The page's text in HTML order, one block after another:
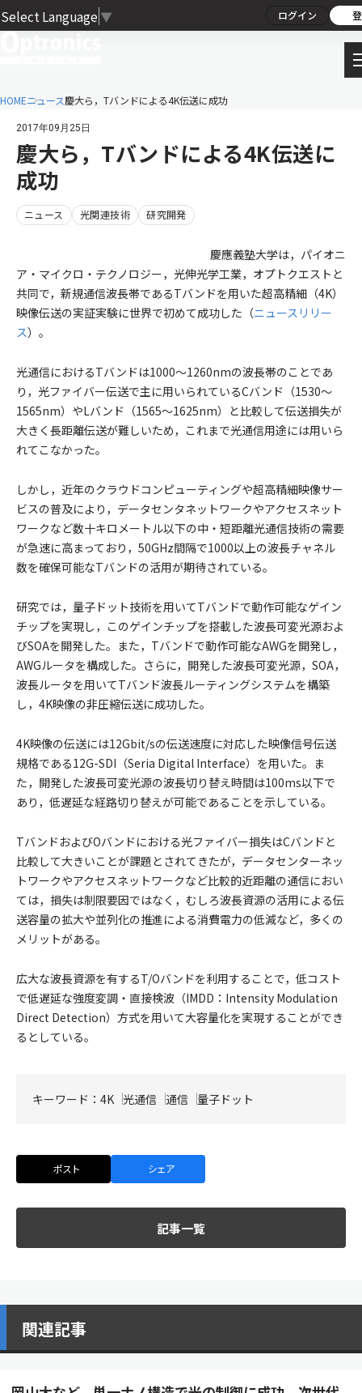
Select Language ▼ ログイン
HOMEニュース慶大ら，Tバンドによる4K伝送に成功
2017年09月25日
慶大ら，Tバンドによる4K伝送に
成功
ニュース 光関連技術 研究開発
慶應義塾大学は，パイオニ
ア・マイクロ・テクノロジー，光伸光学工業，オプトクエストと
共同で，新規通信波長帯であるTバンドを用いた超高精細（4K）
映像伝送の実証実験に世界で初めて成功した（ニュースリリー
ス）。
光通信におけるTバンドは1000～1260nmの波長帯のことであ
り，光ファイバー伝送で主に用いられているCバンド（1530～
1565nm）やLバンド（1565～1625nm）と比較して伝送損失が
大きく長距離伝送が難しいため，これまで光通信用途には用いら
れてこなかった。
しかし，近年のクラウドコンピューティングや超高精細映像サー
ビスの普及により，データセンタネットワークやアクセスネット
ワークなど数十キロメートル以下の中・短距離光通信技術の需要
が急速に高まっており，50GHz間隔で1000以上の波長チャネル
数を確保可能なTバンドの活用が期待されている。
研究では，量子ドット技術を用いてTバンドで動作可能なゲイン
チップを実現し，このゲインチップを搭載した波長可変光源およ
びSOAを開発した。また，Tバンドで動作可能なAWGを開発し，
AWGルータを構成した。さらに，開発した波長可変光源，SOA，
波長ルータを用いてTバンド波長ルーティングシステムを構築
し，4K映像の非圧縮伝送に成功した。
4K映像の伝送には12Gbit/sの伝送速度に対応した映像信号伝送
規格である12G-SDI（Seria Digital Interface）を用いた。ま
た，開発した波長可変光源の波長切り替え時間は100ms以下で
あり，低遅延な経路切り替えが可能であることを示している。
TバンドおよびOバンドにおける光ファイバー損失はCバンドと
比較して大きいことが課題とされてきたが，データセンターネッ
トワークやアクセスネットワークなど比較的近距離の通信におい
ては，損失は制限要因ではなく，むしろ波長資源の活用による伝
送容量の拡大や並列化の推進による消費電力の低減など，多くの
メリットがある。
広大な波長資源を有するT/Oバンドを利用することで，低コスト
で低遅延な強度変調・直接検波（IMDD：Intensity Modulation
Direct Detection）方式を用いて大容量化を実現することができ
るとしている。
キーワード： 4K 光通信 通信 量子ドット
ポスト シェア
記事一覧
関連記事